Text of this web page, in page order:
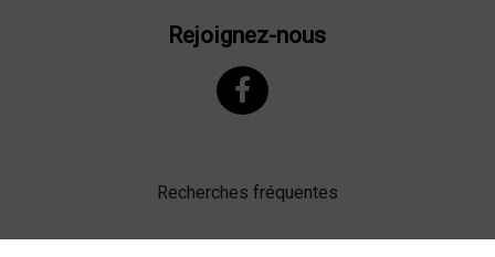
Rejoignez-nous
Recherches fréquentes